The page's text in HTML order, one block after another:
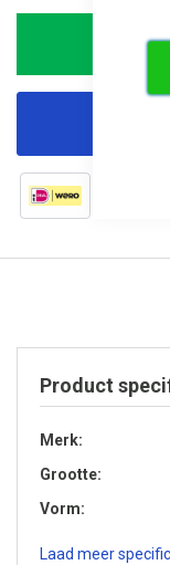
Product
Merk
Grootte
Vorm
Laad meer